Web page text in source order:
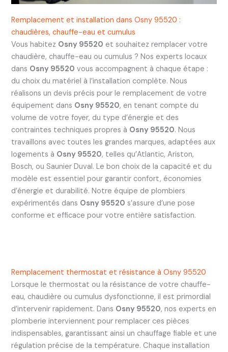
Remplacement et installation dans Osny 95520 :
chaudières, chauffe-eau et cumulus
Vous habitez Osny 95520 et souhaitez remplacer votre
chaudière, chauffe-eau ou cumulus ? Nos experts locaux
dans Osny 95520 vous accompagnent à chaque étape :
du choix du matériel à l’installation complète. Nous
réalisons un devis précis pour le remplacement de votre
équipement dans Osny 95520, en tenant compte du
volume de votre foyer, du type d’énergie et des
contraintes techniques propres à Osny 95520. Nous
travaillons avec toutes les grandes marques, adaptées aux
logements à Osny 95520, telles qu’Atlantic, Ariston,
Bosch, ou Saunier Duval. Le bon choix de la capacité et du
modèle est essentiel pour garantir confort, économies
d’énergie et durabilité. Notre équipe de plombiers
expérimentés dans Osny 95520 s’assure d’une pose
conforme et efficace pour votre entière satisfaction.
Remplacement thermostat et résistance à Osny 95520
Lorsque le thermostat ou la résistance de votre chauffe-
eau, chaudière ou cumulus dysfonctionne, il est primordial
d’intervenir rapidement. Dans Osny 95520, nos experts en
plomberie interviennent pour remplacer ces pièces
indispensables, garantissant ainsi un chauffage fiable et une
régulation précise de la température. Chaque installation